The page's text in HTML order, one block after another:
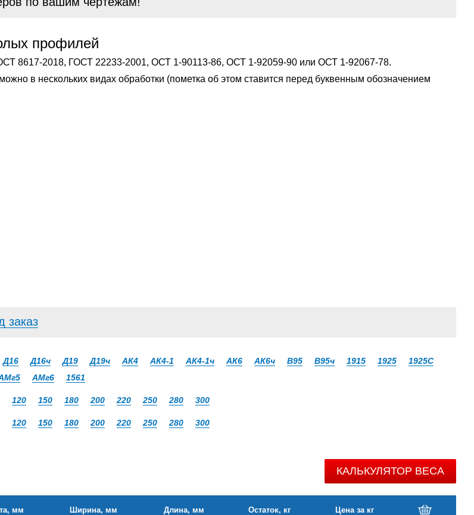
профилей
8617-2018, ГОСТ 22233-2001, ОСТ 1-90113-86, ОСТ 1-92059-90 или ОСТ 1-92067-78.
в нескольких видах обработки (пометка об этом ставится перед буквенным обозначением
заказ
Д16 Д16ч Д19 Д19ч АК4 АК4-1 АК4-1ч АК6 АК6ч В95 В95ч 1915 1925
1925С
АМг6 1561
120 150 180 200 220 250 280 300
120 150 180 200 220 250 280 300
КАЛЬКУЛЯТОР ВЕСА
мм Ширина, мм Длина, мм Остаток, кг Цена за кг